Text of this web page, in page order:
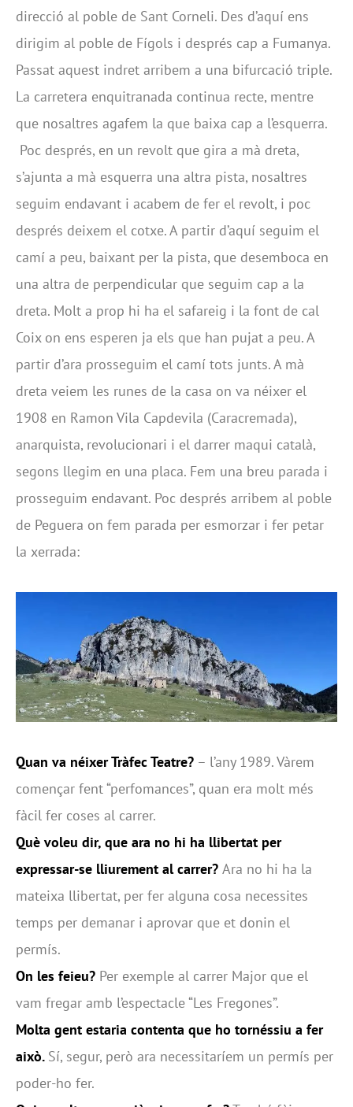
direcció al poble de Sant Corneli. Des d’aquí ens
dirigim al poble de Fígols i després cap a Fumanya.
Passat aquest indret arribem a una bifurcació triple.
La carretera enquitranada continua recte, mentre
que nosaltres agafem la que baixa cap a l’esquerra.
Poc després, en un revolt que gira a mà dreta,
s’ajunta a mà esquerra una altra pista, nosaltres
seguim endavant i acabem de fer el revolt, i poc
després deixem el cotxe. A partir d’aquí seguim el
camí a peu, baixant per la pista, que desemboca en
una altra de perpendicular que seguim cap a la
dreta. Molt a prop hi ha el safareig i la font de cal
Coix on ens esperen ja els que han pujat a peu. A
partir d’ara prosseguim el camí tots junts. A mà
dreta veiem les runes de la casa on va néixer el
1908 en Ramon Vila Capdevila (Caracremada),
anarquista, revolucionari i el darrer maqui català,
segons llegim en una placa. Fem una breu parada i
prosseguim endavant. Poc després arribem al poble
de Peguera on fem parada per esmorzar i fer petar
la xerrada:
Quan va néixer Tràfec Teatre? – l’any 1989. Vàrem
començar fent “perfomances”, quan era molt més
fàcil fer coses al carrer.
Què voleu dir, que ara no hi ha llibertat per
expressar-se lliurement al carrer? Ara no hi ha la
mateixa llibertat, per fer alguna cosa necessites
temps per demanar i aprovar que et donin el
permís.
On les feieu? Per exemple al carrer Major que el
vam fregar amb l’espectacle “Les Fregones”.
Molta gent estaria contenta que ho tornéssiu a fer
això. Sí, segur, però ara necessitaríem un permís per
poder-ho fer.